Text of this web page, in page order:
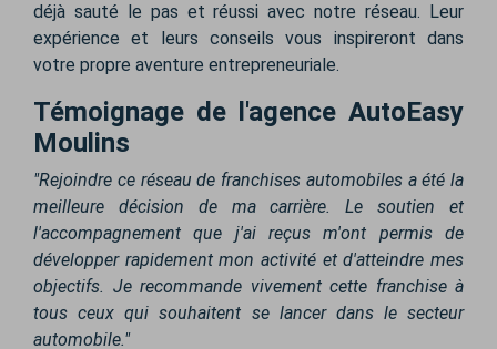
déjà sauté le pas et réussi avec notre réseau. Leur
expérience et leurs conseils vous inspireront dans
votre propre aventure entrepreneuriale.
Témoignage de l'agence AutoEasy
Moulins
"Rejoindre ce réseau de franchises automobiles a été la
meilleure décision de ma carrière. Le soutien et
l'accompagnement que j'ai reçus m'ont permis de
développer rapidement mon activité et d'atteindre mes
objectifs. Je recommande vivement cette franchise à
tous ceux qui souhaitent se lancer dans le secteur
automobile."